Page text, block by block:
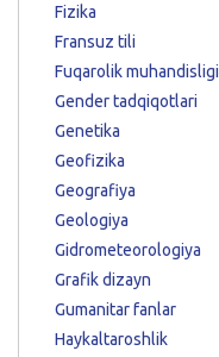
Fizika
Fransuz tili
Fuqarolik muhandisligi
Gender tadqiqotlari
Genetika
Geofizika
Geografiya
Geologiya
Gidrometeorologiya
Grafik dizayn
Gumanitar fanlar
Haykaltaroshlik